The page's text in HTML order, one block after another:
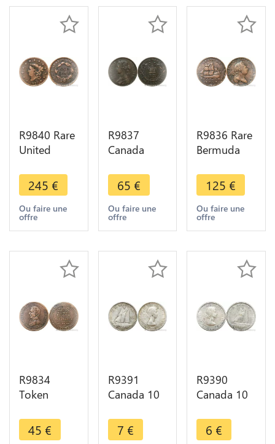
Paris
>M offer
R9840 Rare
United
1 Cent
Coronet
Head 1817
13 Stars ->
245 €
Ou faire une
offre
R9837
Canada
One Cent
Victoria
1873 ->
Make Offer
65 €
Ou faire une
offre
R9836 Rare
Bermuda
George III
1793
Sailing ship
-> Make
125 €
Ou faire une
offre
R9834
Token
Penny
Wellington
45 €
R9391
Canada 10
Elizabeth II
Sailing Boat
7 €
R9390
Canada 10
Elisabeth II
Sailing Boat
6 €